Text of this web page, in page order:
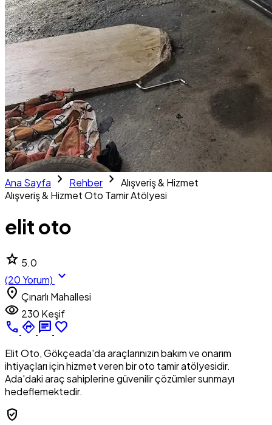
Ana Sayfa chevron_right Rehber chevron_right Alışveriş & Hizmet
Alışveriş & HizmetOto Tamir Atölyesi
elit oto
star 5.0
(20 Yorum) expand_more
location_on Çınarlı Mahallesi
visibility 230 Keşif
call directions chat favorite_border
Elit Oto, Gökçeada'da araçlarınızın bakım ve onarım
ihtiyaçları için hizmet veren bir oto tamir atölyesidir.
Ada'daki araç sahiplerine güvenilir çözümler sunmayı
hedeflemektedir.
verified_user